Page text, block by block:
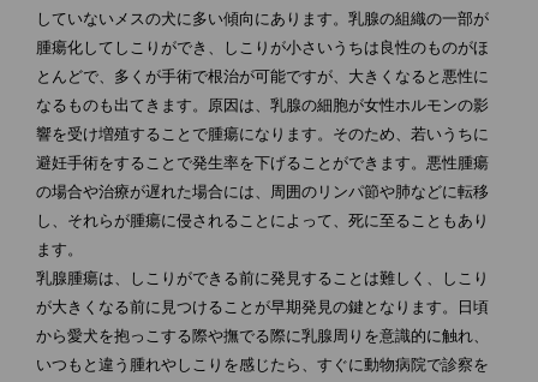
していないメスの犬に多い傾向にあります。乳腺の組織の一部が
腫瘍化してしこりができ、しこりが小さいうちは良性のものがほ
とんどで、多くが手術で根治が可能ですが、大きくなると悪性に
なるものも出てきます。原因は、乳腺の細胞が女性ホルモンの影
響を受け増殖することで腫瘍になります。そのため、若いうちに
避妊手術をすることで発生率を下げることができます。悪性腫瘍
の場合や治療が遅れた場合には、周囲のリンパ節や肺などに転移
し、それらが腫瘍に侵されることによって、死に至ることもあり
ます。
乳腺腫瘍は、しこりができる前に発見することは難しく、しこり
が大きくなる前に見つけることが早期発見の鍵となります。日頃
から愛犬を抱っこする際や撫でる際に乳腺周りを意識的に触れ、
いつもと違う腫れやしこりを感じたら、すぐに動物病院で診察を